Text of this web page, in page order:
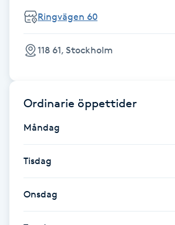
Fettreducering
Fotmassage
Ringvägen 60
118 61, Stockholm
Ordinarie öppettider
Måndag
Tisdag
Onsdag